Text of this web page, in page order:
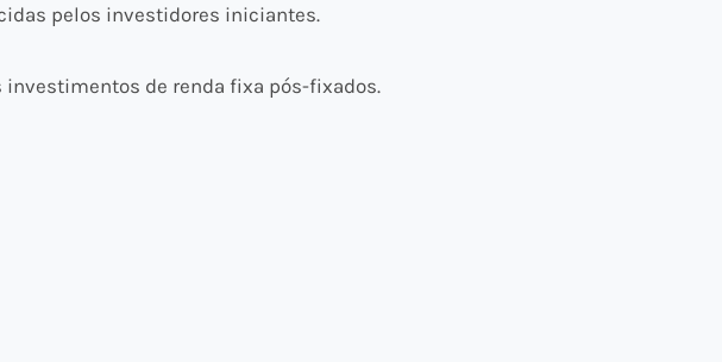
pelos investidores iniciantes.
investimentos de renda fixa pós-fixados.